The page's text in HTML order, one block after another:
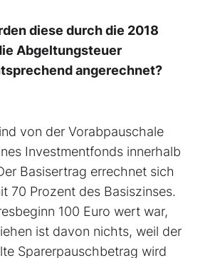
diese durch die 2018
Abgeltungsteuer
angerechnet?
von der Vorabpauschale
Investmentfonds innerhalb
Basisertrag errechnet sich
70 Prozent des Basiszinses.
100 Euro wert war,
ist davon nichts, weil der
Sparerpauschbetrag wird